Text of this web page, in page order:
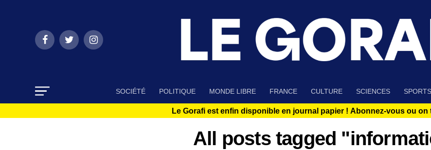
SOCIÉTÉ POLITIQUE MONDE LIBRE FRANCE CULTURE SCIENCES SPORTS
Le Gorafi est enfin disponible en journal papier ! Abonnez-vous ou on
All posts tagged